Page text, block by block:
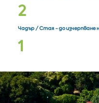
2
Чадър / Стая - до изчерпване
1